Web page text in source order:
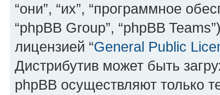
“они”, “их”, “программное
“phpBB Group”, “phpBB
лицензией “General Public
Дистрибутив может быть
phpBB осуществляют только